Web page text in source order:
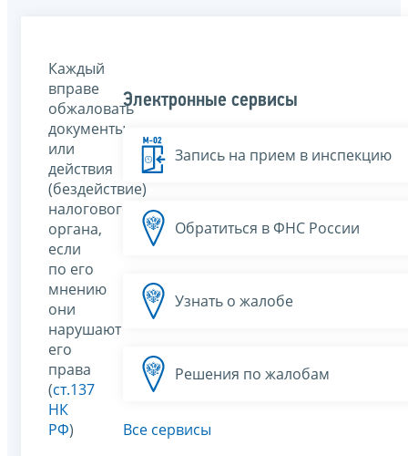
Каждый
вправе
обжаловать
документы
или
действия
(бездействие)
налогового
органа,
если
по его
мнению
они
нарушают
его
права
(ст.137
НК
РФ)
Электронные сервисы
Запись на прием в инспекцию
Обратиться в ФНС России
Узнать о жалобе
Решения по жалобам
Все сервисы